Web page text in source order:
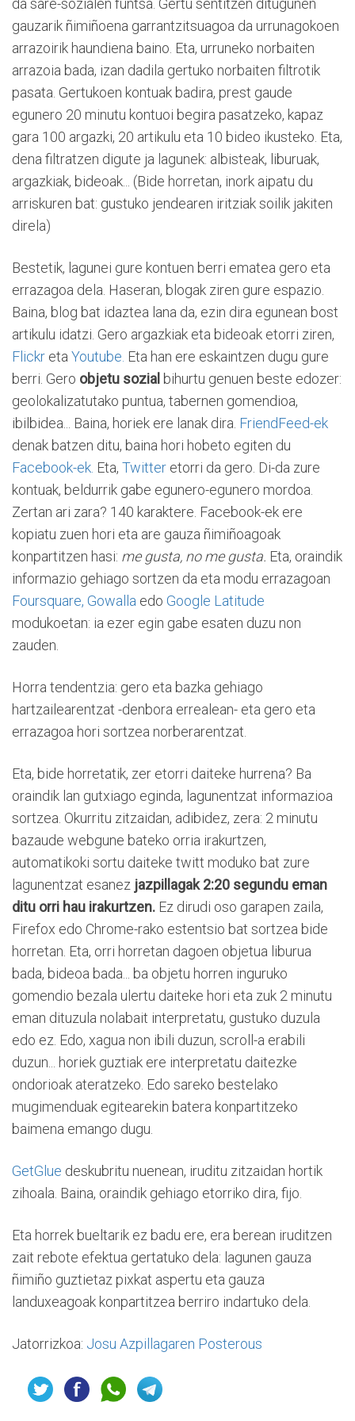
da sare-sozialen funtsa. Gertu sentitzen ditugunen
gauzarik ñimiñoena garrantzitsuagoa da urrunagokoen
arrazoirik haundiena baino. Eta, urruneko norbaiten
arrazoia bada, izan dadila gertuko norbaiten filtrotik
pasata. Gertukoen kontuak badira, prest gaude
egunero 20 minutu kontuoi begira pasatzeko, kapaz
gara 100 argazki, 20 artikulu eta 10 bideo ikusteko. Eta,
dena filtratzen digute ja lagunek: albisteak, liburuak,
argazkiak, bideoak... (Bide horretan, inork aipatu du
arriskuren bat: gustuko jendearen iritziak soilik jakiten
direla)
Bestetik, lagunei gure kontuen berri ematea gero eta
errazagoa dela. Haseran, blogak ziren gure espazio.
Baina, blog bat idaztea lana da, ezin dira egunean bost
artikulu idatzi. Gero argazkiak eta bideoak etorri ziren,
Flickr eta Youtube. Eta han ere eskaintzen dugu gure
berri. Gero objetu sozial bihurtu genuen beste edozer:
geolokalizatutako puntua, tabernen gomendioa,
ibilbidea... Baina, horiek ere lanak dira. FriendFeed-ek
denak batzen ditu, baina hori hobeto egiten du
Facebook-ek. Eta, Twitter etorri da gero. Di-da zure
kontuak, beldurrik gabe egunero-egunero mordoa.
Zertan ari zara? 140 karaktere. Facebook-ek ere
kopiatu zuen hori eta are gauza ñimiñoagoak
konpartitzen hasi: me gusta, no me gusta. Eta, oraindik
informazio gehiago sortzen da eta modu errazagoan
Foursquare, Gowalla edo Google Latitude
modukoetan: ia ezer egin gabe esaten duzu non
zauden.
Horra tendentzia: gero eta bazka gehiago
hartzailearentzat -denbora errealean- eta gero eta
errazagoa hori sortzea norberarentzat.
Eta, bide horretatik, zer etorri daiteke hurrena? Ba
oraindik lan gutxiago eginda, lagunentzat informazioa
sortzea. Okurritu zitzaidan, adibidez, zera: 2 minutu
bazaude webgune bateko orria irakurtzen,
automatikoki sortu daiteke twitt moduko bat zure
lagunentzat esanez jazpillagak 2:20 segundu eman
ditu orri hau irakurtzen. Ez dirudi oso garapen zaila,
Firefox edo Chrome-rako estentsio bat sortzea bide
horretan. Eta, orri horretan dagoen objetua liburua
bada, bideoa bada... ba objetu horren inguruko
gomendio bezala ulertu daiteke hori eta zuk 2 minutu
eman dituzula nolabait interpretatu, gustuko duzula
edo ez. Edo, xagua non ibili duzun, scroll-a erabili
duzun... horiek guztiak ere interpretatu daitezke
ondorioak ateratzeko. Edo sareko bestelako
mugimenduak egitearekin batera konpartitzeko
baimena emango dugu.
GetGlue deskubritu nuenean, iruditu zitzaidan hortik
zihoala. Baina, oraindik gehiago etorriko dira, fijo.
Eta horrek bueltarik ez badu ere, era berean iruditzen
zait rebote efektua gertatuko dela: lagunen gauza
ñimiño guztietaz pixkat aspertu eta gauza
landuxeagoak konpartitzea berriro indartuko dela.
Jatorrizkoa: Josu Azpillagaren Posterous